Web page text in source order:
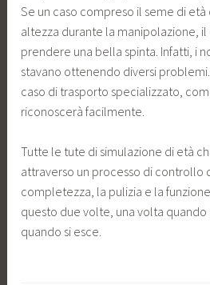
Se un caso compreso il seme di
altezza durante la manipolazione,
prendere una bella spinta. Infatti, i
stavano ottenendo diversi
caso di trasporto specializzato,
riconoscerà facilmente.
Tutte le tute di simulazione di età
attraverso un processo di controllo
completezza, la pulizia e la
questo due volte, una volta quando
quando si esce.